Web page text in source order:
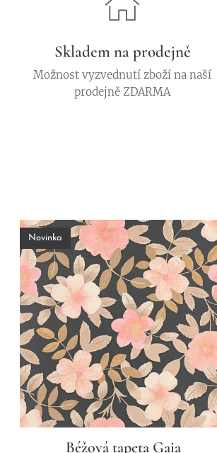
Skladem na prodejně
Možnost vyzvednutí zboží na naší
prodejně ZDARMA
Béžová tapeta Gaia
Novinka